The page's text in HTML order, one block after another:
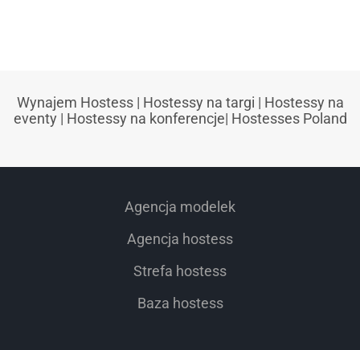
Wynajem Hostess| Hostessy na targi | Hostessy na
eventy | Hostessy na konferencje| Hostesses Poland
Agencja modelek
Agencja hostess
Strefa hostess
Baza hostess